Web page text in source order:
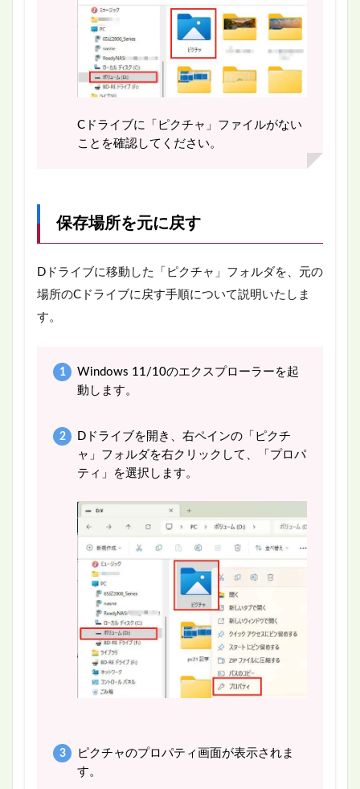
Cドライブに「ピクチャ」ファイルがない
ことを確認してください。
保存場所を元に戻す
Dドライブに移動した「ピクチャ」フォルダを、元の
場所のCドライブに戻す手順について説明いたしま
す。
Windows 11/10のエクスプローラーを起
動します。
Dドライブを開き、右ペインの「ピクチ
ャ」フォルダを右クリックして、「プロパ
ティ」を選択します。
ピクチャのプロパティ画面が表示されま
す。